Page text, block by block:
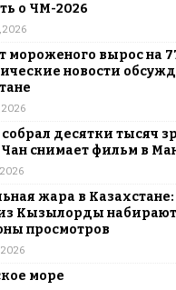
о ЧМ-2026
2026
мороженого вырос на
новости
2026
десятки тысяч
снимает фильм в
2026
жара в
Кызылорды
просмотров
2026
море